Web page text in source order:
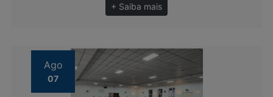
+ Saiba mais
Ago
07